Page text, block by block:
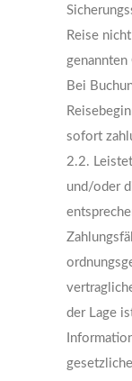
Reise
genannten
Bei
sofort
2.2.
und/oder
der Lage